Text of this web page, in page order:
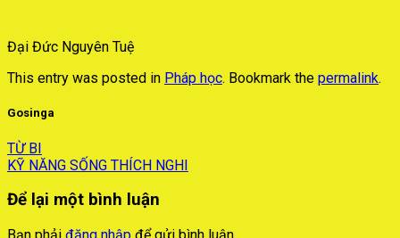
Đại Đức Nguyên Tuệ
This entry was posted in Pháp học. Bookmark the permalink.
Gosinga
TỪ BI
KỸ NĂNG SỐNG THÍCH NGHI
Để lại một bình luận